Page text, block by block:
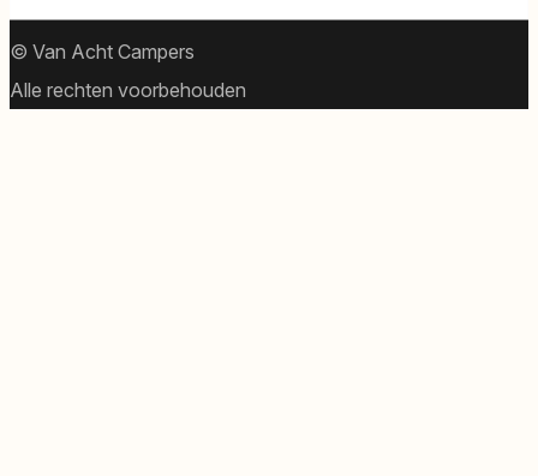
© Van Acht Campers
Alle rechten voorbehouden